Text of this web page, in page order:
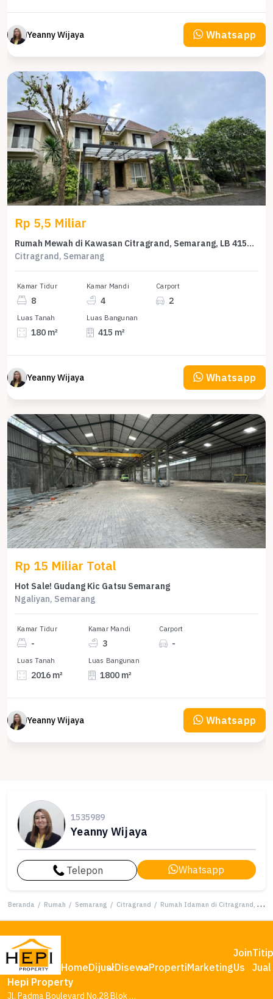
Yeanny Wijaya Whatsapp
Rp 5,5 Miliar
Rumah Mewah di Kawasan Citragrand, Semarang, LB 415m², Harga 5,5 Miliar
Citragrand, Semarang
Kamar Tidur
8
Kamar Mandi
4
Carport
2
Luas Tanah
180 m²
Luas Bangunan
415 m²
Yeanny Wijaya Whatsapp
Rp 15 Miliar Total
Hot Sale! Gudang Kic Gatsu Semarang
Ngaliyan, Semarang
Kamar Tidur
-
Kamar Mandi
3
Carport
-
Luas Tanah
2016 m²
Luas Bangunan
1800 m²
Yeanny Wijaya Whatsapp
1535989
Yeanny Wijaya
Telepon Whatsapp
Beranda / Rumah / Semarang / Citragrand / Rumah Idaman di Citragrand, Semarang, 4 KT, Harga 2,5 Miliar
HomeDijualDisewaPropertiMarketing
Join
Us
Jual
Hepi Property
Jl. Padma Boulevard No.28 Blok AA1, Tambakharjo, Kec. Semarang Barat, Kota Semarang, Jawa Tengah 50145